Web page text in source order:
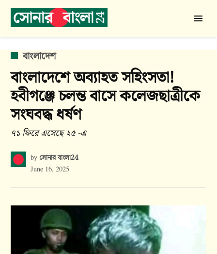
Skip
বাংলা
24
POSTED
বাংলাদেশ
বাংলাদেশে অব্যাহত সহিংসতা!
হবীগঞ্জে চলন্ত বাসে কলেজছাত্রীকে
সংঘবদ্ধ ধর্ষণ
৭১ ফিরে এসেছে ২৫ -এ
by সোনার বাংলা24
June 16, 2025